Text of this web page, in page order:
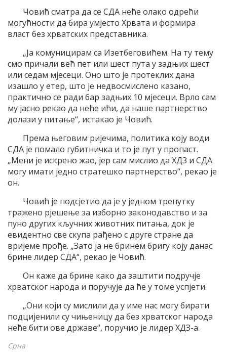
Човић сматра да се СДА неће олако одрећи
могућности да бира умјесто Хрвата и формира
власт без хрватских представника.
„Ја комуницирам са Изетбеговићем. На ту тему
смо причали већ пет или шест пута у задњих шест
или седам мјесеци. Оно што је протеклих дана
изашло у етер, што је недвосмислено казано,
практично се ради бар задњих 10 мјесеци. Врло сам
му јасно рекао да неће ићи, да наше партнерство
долази у питање“, истакао је Човић.
Према његовим ријечима, политика коју води
СДА је помало губитничка и то је пут у пропаст.
„Мени је искрено жао, јер сам мислио да ХДЗ и СДА
могу имати једно стратешко партнерство“, рекао је
он.
Човић је подсјетио да је у једном тренутку
тражено рјешење за изборно законодавство и за
пуно других кључних животних питања, док је
евидентно све скупа рађено с друге стране да
вријеме прође. „Зато ја не бринем бригу коју данас
брине лидер СДА“, рекао је Човић.
Он каже да брине како да заштити подручје
хрватског народа и поручује да ће у томе успјети.
„Они који су мислили да у име нас могу бирати
подцијенили су чињеницу да без хрватског народа
неће бити ове државе“, поручио је лидер ХДЗ-а.
Срна